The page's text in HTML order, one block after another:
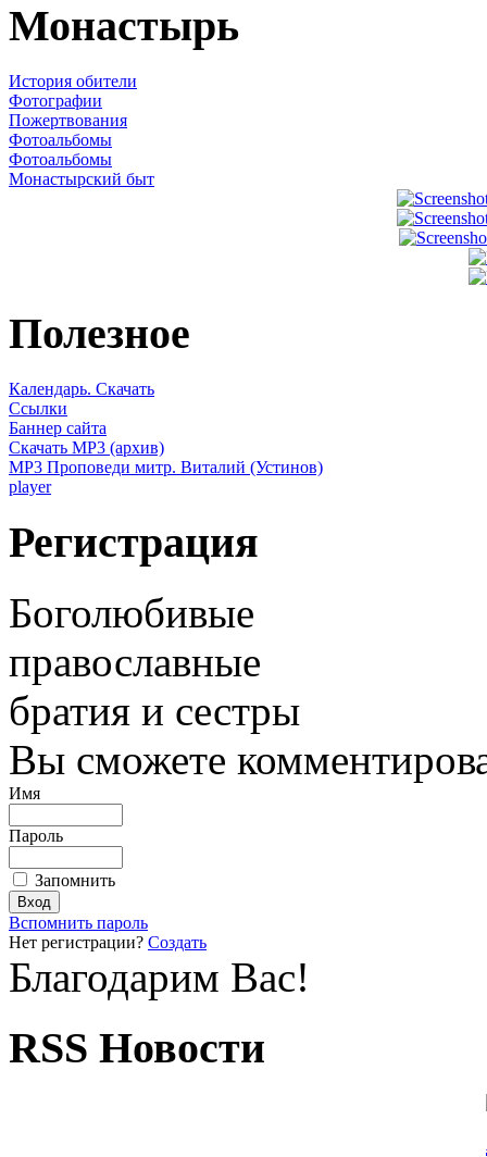
Монастырь
История обители
Фотографии
Пожертвования
Фотоальбомы
Фотоальбомы
Монастырский быт
Полезное
Календарь. Скачать
Ссылки
Баннер сайта
Скачать MP3 (архив)
MP3 Проповеди митр. Виталий (Устинов)
player
Регистрация
Боголюбивые
православные
братия и сестры
Вы сможете
Имя
Пароль
Запомнить
Вспомнить пароль
Нет регистрации? Создать
Благодарим Вас!
RSS Новости